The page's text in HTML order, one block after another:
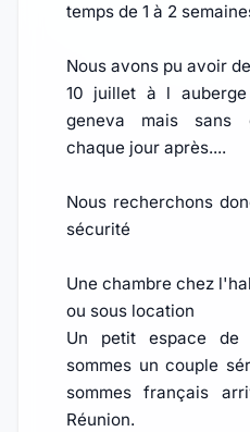
temps de 1 à 2
Nous avons pu avoir
10 juillet à l
geneva mais sans
chaque jour après....
Nous recherchons
sécurité
Une chambre chez
ou sous location
Un petit espace de
sommes un couple
sommes français
Réunion.